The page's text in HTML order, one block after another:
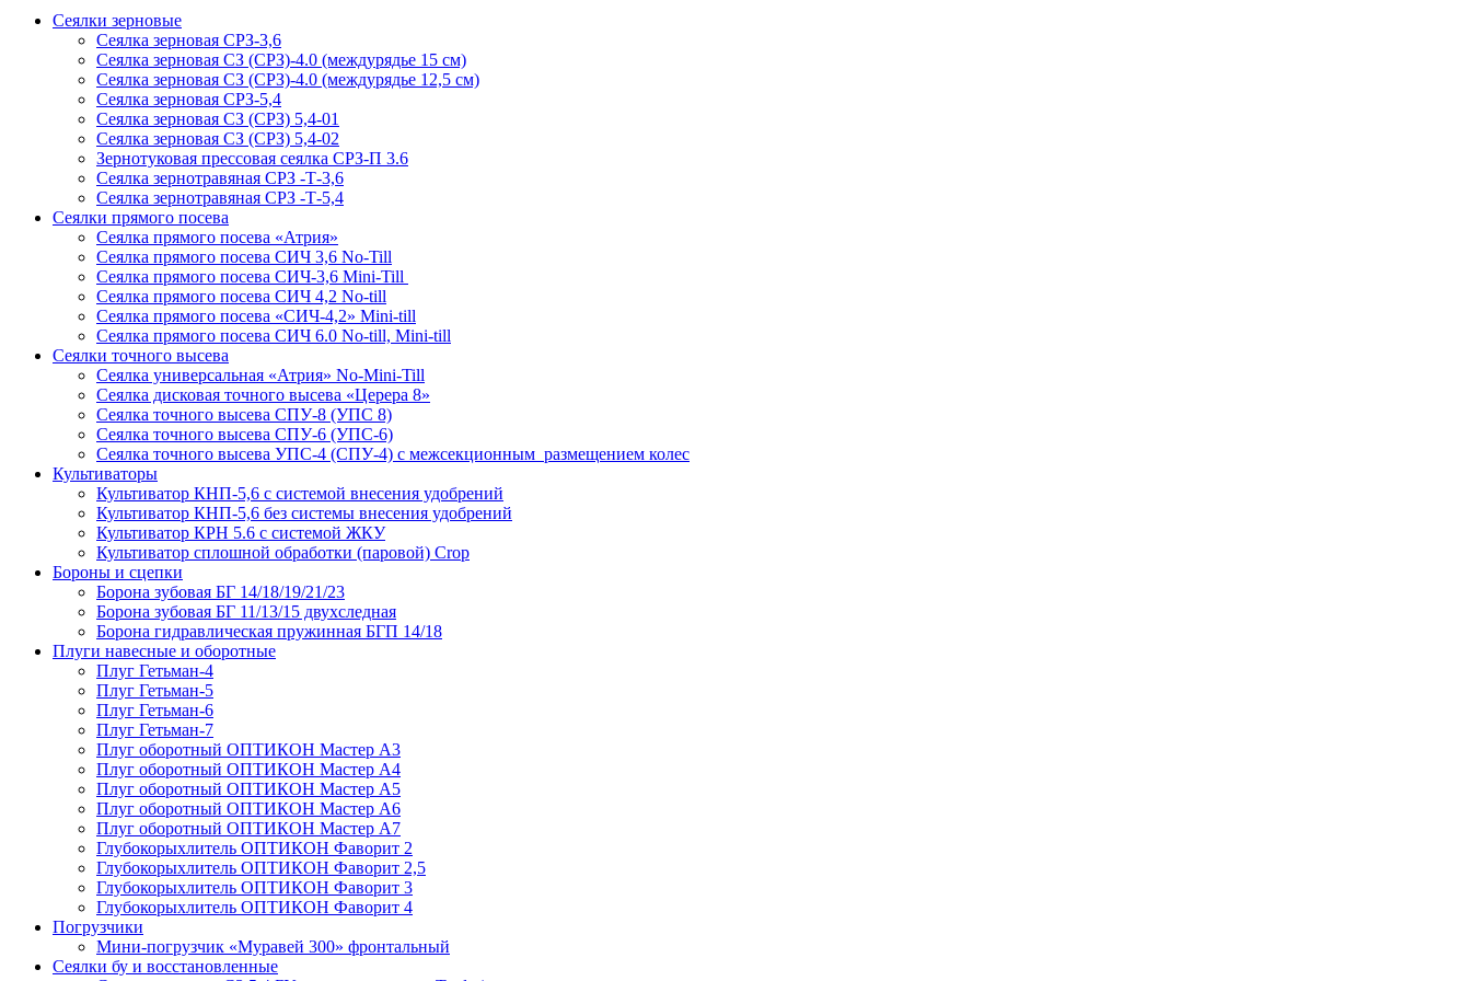
Сеялки зерновые
Сеялка зерновая СРЗ-3,6
Сеялка зерновая СЗ (СРЗ)-4.0 (междурядье 15 см)
Сеялка зерновая СЗ (СРЗ)-4.0 (междурядье 12,5 см)
Сеялка зерновая СРЗ-5,4
Сеялка зерновая СЗ (СРЗ) 5,4-01
Сеялка зерновая СЗ (СРЗ) 5,4-02
Зернотуковая прессовая сеялка СРЗ-П 3.6
Сеялка зернотравяная СРЗ -Т-3,6
Сеялка зернотравяная СРЗ -Т-5,4
Сеялки прямого посева
Сеялка прямого посева «Атрия»
Сеялка прямого посева СИЧ 3,6 No-Till
Сеялка прямого посева СИЧ-3,6 Mini-Till
Сеялка прямого посева СИЧ 4,2 No-till
Сеялка прямого посева «СИЧ-4,2» Mini-till
Сеялка прямого посева СИЧ 6.0 No-till, Mini-till
Сеялки точного высева
Сеялка универсальная «Атрия» No-Mini-Till
Сеялка дисковая точного высева «Церера 8»
Сеялка точного высева СПУ-8 (УПС 8)
Сеялка точного высева СПУ-6 (УПС-6)
Сеялка точного высева УПС-4 (СПУ-4) с межсекционным размещением колес
Культиваторы
Культиватор КНП-5,6 с системой внесения удобрений
Культиватор КНП-5,6 без системы внесения удобрений
Культиватор КРН 5.6 с системой ЖКУ
Культиватор сплошной обработки (паровой) Crop
Бороны и сцепки
Борона зубовая БГ 14/18/19/21/23
Борона зубовая БГ 11/13/15 двухследная
Борона гидравлическая пружинная БГП 14/18
Плуги навесные и оборотные
Плуг Гетьман-4
Плуг Гетьман-5
Плуг Гетьман-6
Плуг Гетьман-7
Плуг оборотный ОПТИКОН Мастер А3
Плуг оборотный ОПТИКОН Мастер А4
Плуг оборотный ОПТИКОН Мастер А5
Плуг оборотный ОПТИКОН Мастер А6
Плуг оборотный ОПТИКОН Мастер А7
Глубокорыхлитель ОПТИКОН Фаворит 2
Глубокорыхлитель ОПТИКОН Фаворит 2,5
Глубокорыхлитель ОПТИКОН Фаворит 3
Глубокорыхлитель ОПТИКОН Фаворит 4
Погрузчики
Мини-погрузчик «Муравей 300» фронтальный
Сеялки бу и восстановленные